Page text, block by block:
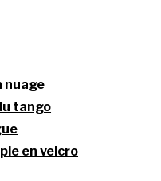
nuage
tango
en velcro